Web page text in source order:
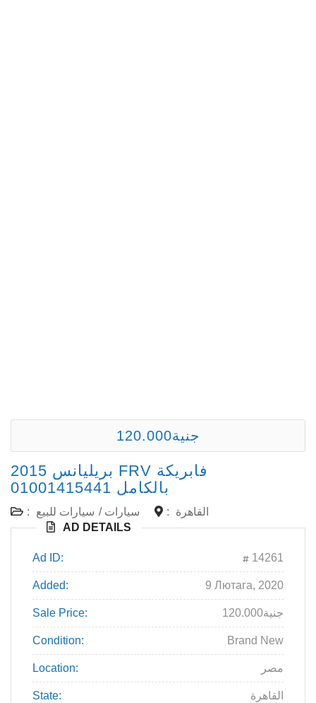
120.000جنية
: سيارات / سيارات للبيع :
القاهرة
AD DETAILS
Ad ID: 14261
Added: 9 Лютага, 2020
Sale Price: 120.000جنية
Condition: Brand New
Location: مصر
State: القاهرة